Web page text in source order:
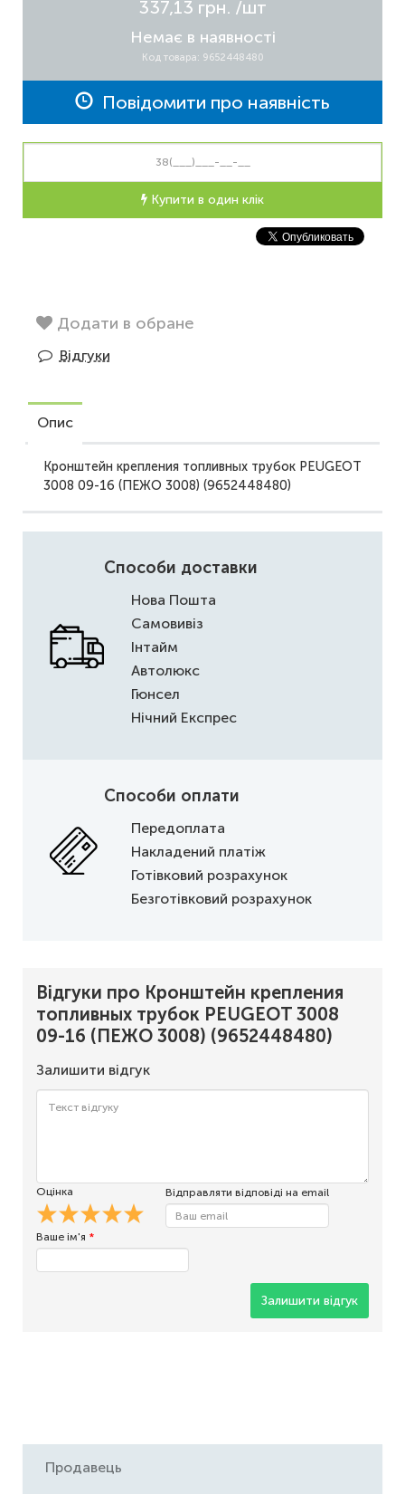
337,13 грн. /шт
Немає в наявності
Код товара: 9652448480
Повідомити про наявність
Купити в один клік
Додати в обране
Відгуки
Опис
Кронштейн крепления топливных трубок PEUGEOT
3008 09-16 (ПЕЖО 3008) (9652448480)
Способи доставки
Нова Пошта
Самовивіз
Інтайм
Автолюкс
Гюнсел
Нічний Експрес
Способи оплати
Передоплата
Накладений платіж
Готівковий розрахунок
Безготівковий розрахунок
Відгуки про Кронштейн крепления
топливных трубок PEUGEOT 3008
09-16 (ПЕЖО 3008) (9652448480)
Залишити відгук
Оцінка Відправляти відповіді на email
Ваше ім'я *
Залишити відгук
Продавець